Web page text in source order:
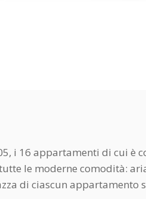
i 16 appartamenti di cui è
le moderne comodità:
di ciascun appartamento